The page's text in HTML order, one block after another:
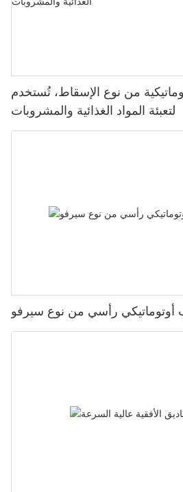
من نوع الإسقاط، تُستخدم
لتعبئة المواد الغذائية والمشروبات
أوتوماتيكي رأسي من نوع سيرفو